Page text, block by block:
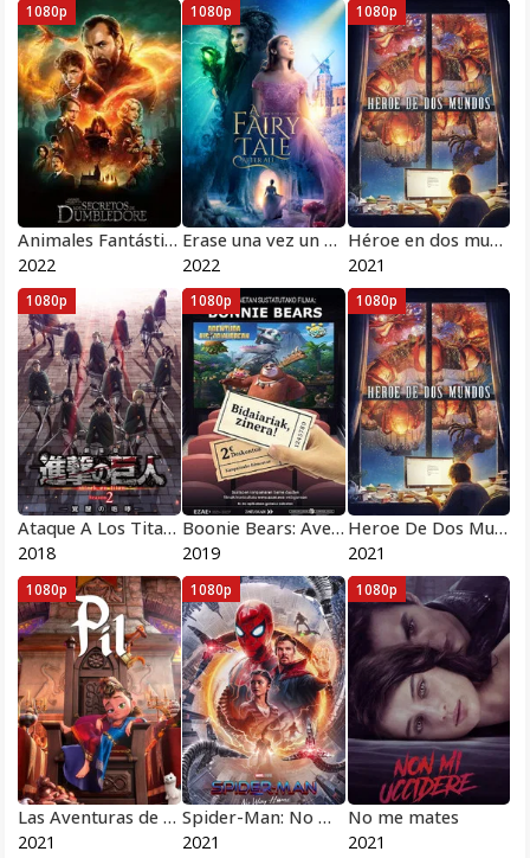
Animales Fantásticos: Los Secretos de Dumbledore
2022
1080p
Erase una vez un cuento de hadas
2022
1080p
Héroe en dos mundos
2021
1080p
Ataque A Los Titanes: El Rugido del Despertar
2018
1080p
Boonie Bears: Aventura en la prehistoria
2019
1080p
Heroe De Dos Mundos
2021
1080p
Las Aventuras de Pil
2021
1080p
Spider-Man: No Way Home
2021
1080p
No me mates
2021
1080p